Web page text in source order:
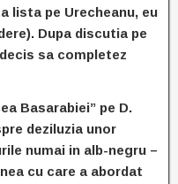
lista pe Urecheanu, eu
Dupa discutia pe
sa completez
Basarabiei” pe D.
deziluzia unor
numai in alb-negru –
cu care a abordat